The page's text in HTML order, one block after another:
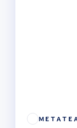
ＭＥＴＡＴＥ